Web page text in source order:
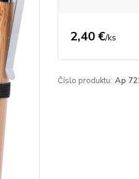
2,40 €/ks
Číslo produktu: Ap